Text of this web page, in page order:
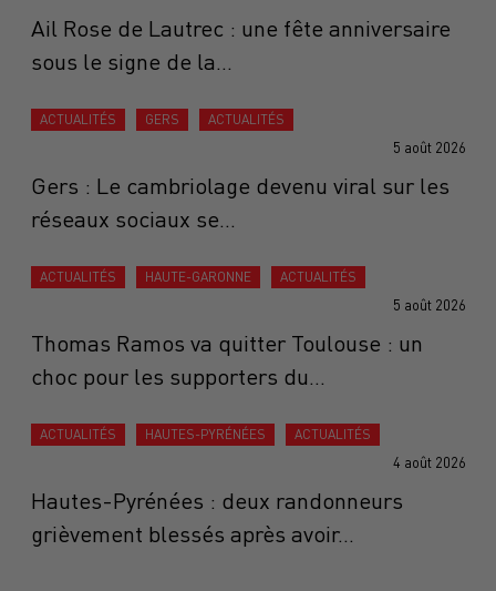
Ail Rose de Lautrec : une fête anniversaire
sous le signe de la...
ACTUALITÉS GERS ACTUALITÉS
5 août 2026
Gers : Le cambriolage devenu viral sur les
réseaux sociaux se...
ACTUALITÉS HAUTE-GARONNE ACTUALITÉS
5 août 2026
Thomas Ramos va quitter Toulouse : un
choc pour les supporters du...
ACTUALITÉS HAUTES-PYRÉNÉES ACTUALITÉS
4 août 2026
Hautes-Pyrénées : deux randonneurs
grièvement blessés après avoir...